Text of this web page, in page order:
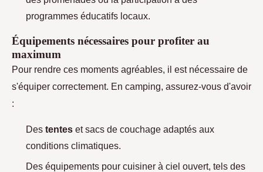
programmes éducatifs locaux.
Équipements nécessaires pour profiter au
maximum
Pour rendre ces moments agréables, il est nécessaire de
s'équiper correctement. En camping, assurez-vous d'avoir
:
Des tentes et sacs de couchage adaptés aux
conditions climatiques.
Des équipements pour cuisiner à ciel ouvert, tels des